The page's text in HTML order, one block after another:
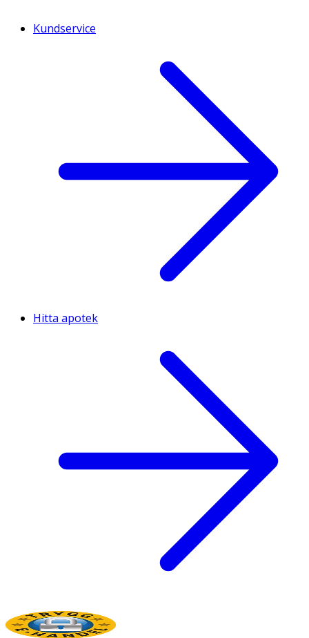
Kundservice
Hitta apotek